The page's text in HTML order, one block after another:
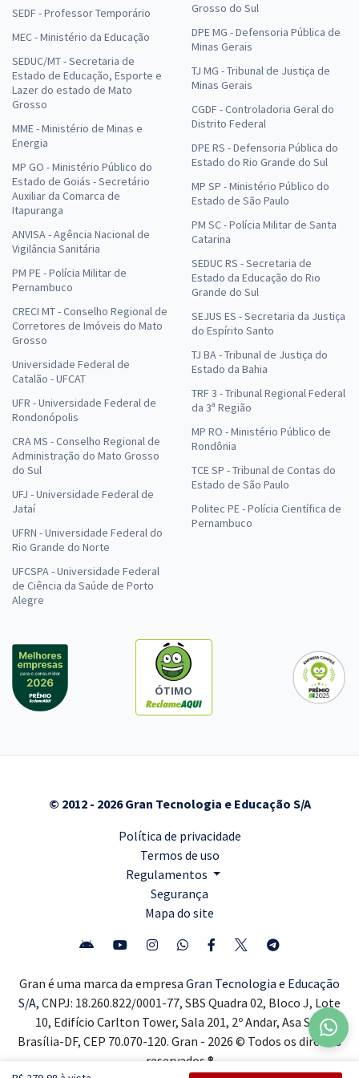
SEDF - Professor Temporário
MEC - Ministério da Educação
SEDUC/MT - Secretaria de
Estado de Educação, Esporte e
Lazer do estado de Mato
Grosso
MME - Ministério de Minas e
Energia
MP GO - Ministério Público do
Estado de Goiás - Secretário
Auxiliar da Comarca de
Itapuranga
ANVISA - Agência Nacional de
Vigilância Sanitária
PM PE - Polícia Militar de
Pernambuco
CRECI MT - Conselho Regional de
Corretores de Imóveis do Mato
Grosso
Universidade Federal de
Catalão - UFCAT
UFR - Universidade Federal de
Rondonópolis
CRA MS - Conselho Regional de
Administração do Mato Grosso
do Sul
UFJ - Universidade Federal de
Jataí
UFRN - Universidade Federal do
Rio Grande do Norte
UFCSPA - Universidade Federal
de Ciência da Saúde de Porto
Alegre
Grosso do Sul
DPE MG - Defensoria Pública de
Minas Gerais
TJ MG - Tribunal de Justiça de
Minas Gerais
CGDF - Controladoria Geral do
Distrito Federal
DPE RS - Defensoria Pública do
Estado do Rio Grande do Sul
MP SP - Ministério Público do
Estado de São Paulo
PM SC - Polícia Militar de Santa
Catarina
SEDUC RS - Secretaria de
Estado da Educação do Rio
Grande do Sul
SEJUS ES - Secretaria da Justiça
do Espírito Santo
TJ BA - Tribunal de Justiça do
Estado da Bahia
TRF 3 - Tribunal Regional Federal
da 3ª Região
MP RO - Ministério Público de
Rondônia
TCE SP - Tribunal de Contas do
Estado de São Paulo
Politec PE - Polícia Científica de
Pernambuco
ÓTIMO
© 2012 - 2026 Gran Tecnologia e Educação S/A
Política de privacidade
Termos de uso
Regulamentos
Segurança
Mapa do site
Gran é uma marca da empresa Gran Tecnologia e Educação
S/A, CNPJ: 18.260.822/0001-77, SBS Quadra 02, Bloco J, Lote
10, Edifício Carlton Tower, Sala 201, 2º Andar, Asa Sul,
Brasília-DF, CEP 70.070-120. Gran - 2026 © Todos os direitos
reservados ®